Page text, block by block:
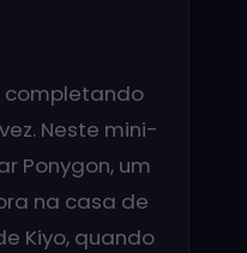
completando
Neste mini-
Ponygon, um
na casa de
Kiyo, quando